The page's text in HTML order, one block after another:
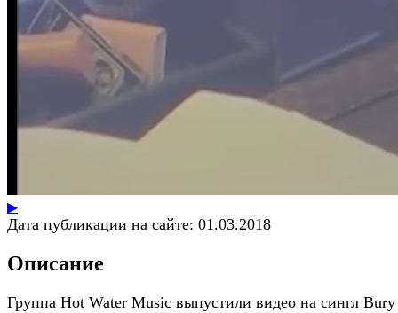
▶
Дата публикации на сайте: 01.03.2018
Описание
Группа Hot Water Music выпустили видео на сингл